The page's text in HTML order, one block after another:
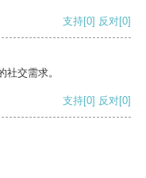
支持[0] 反对[0]
交需求。
支持[0] 反对[0]